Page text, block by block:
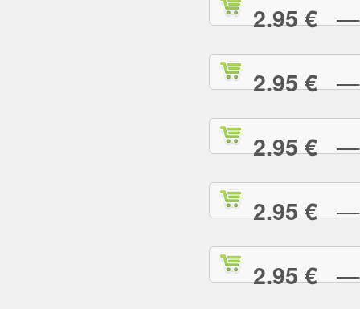
2.95 €—
2.95 €—
2.95 €—
2.95 €—
2.95 €—